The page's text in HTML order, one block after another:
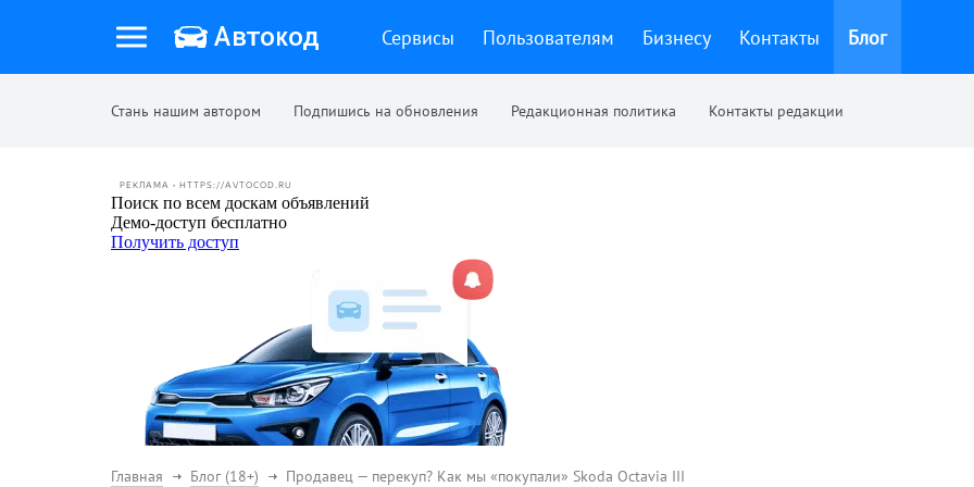
Сервисы Пользователям Бизнесу Контакты Блог
Стань нашим автором Подпишись на обновления Редакционная политика Контакты редакции
РЕКЛАМА • HTTPS://AVTOCOD.RU
Главная Блог (18+) Продавец — перекуп? Как мы «покупали» Skoda Octavia III